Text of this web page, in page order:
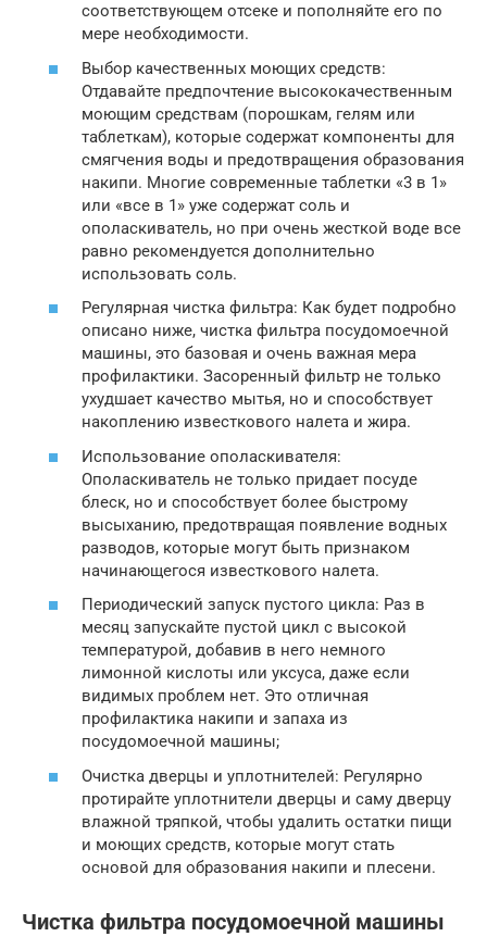
соответствующем отсеке и пополняйте его по
мере необходимости.
Выбор качественных моющих средств:
Отдавайте предпочтение высококачественным
моющим средствам (порошкам, гелям или
таблеткам), которые содержат компоненты для
смягчения воды и предотвращения образования
накипи. Многие современные таблетки «3 в 1»
или «все в 1» уже содержат соль и
ополаскиватель, но при очень жесткой воде все
равно рекомендуется дополнительно
использовать соль.
Регулярная чистка фильтра: Как будет подробно
описано ниже, чистка фильтра посудомоечной
машины, это базовая и очень важная мера
профилактики. Засоренный фильтр не только
ухудшает качество мытья, но и способствует
накоплению известкового налета и жира.
Использование ополаскивателя:
Ополаскиватель не только придает посуде
блеск, но и способствует более быстрому
высыханию, предотвращая появление водных
разводов, которые могут быть признаком
начинающегося известкового налета.
Периодический запуск пустого цикла: Раз в
месяц запускайте пустой цикл с высокой
температурой, добавив в него немного
лимонной кислоты или уксуса, даже если
видимых проблем нет. Это отличная
профилактика накипи и запаха из
посудомоечной машины;
Очистка дверцы и уплотнителей: Регулярно
протирайте уплотнители дверцы и саму дверцу
влажной тряпкой, чтобы удалить остатки пищи
и моющих средств, которые могут стать
основой для образования накипи и плесени.
Чистка фильтра посудомоечной машины